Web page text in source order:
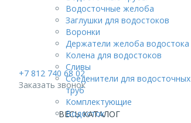
+7 812 740 68 02
Заказать звонок
ВЕСЬ КАТАЛОГ
Водосточные желоба
Заглушки для водостоков
Воронки
Держатели желоба водостока
Колена для водостоков
Сливы
Соеденители для водосточных
труб
Комплектующие
Водосток